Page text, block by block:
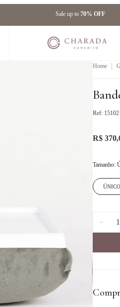
Sale up to 70% OFF
Home |
Ref: 15102
R$
Tamanho:
ÚNICO
1